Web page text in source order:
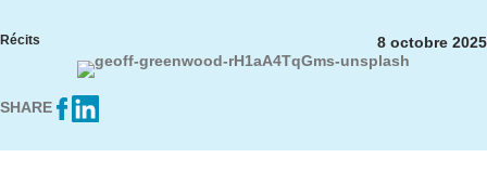
Récits 8 octobre 2025
SHARE